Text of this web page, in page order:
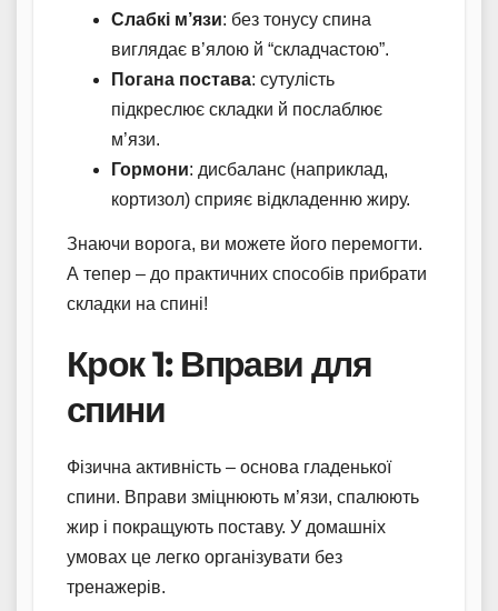
Слабкі м’язи: без тонусу спина
виглядає в’ялою й “складчастою”.
Погана постава: сутулість
підкреслює складки й послаблює
м’язи.
Гормони: дисбаланс (наприклад,
кортизол) сприяє відкладенню жиру.
Знаючи ворога, ви можете його перемогти.
А тепер – до практичних способів прибрати
складки на спині!
Крок 1: Вправи для
спини
Фізична активність – основа гладенької
спини. Вправи зміцнюють м’язи, спалюють
жир і покращують поставу. У домашніх
умовах це легко організувати без
тренажерів.